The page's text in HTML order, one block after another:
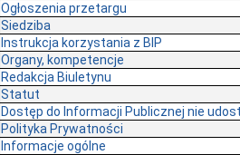
Ogłoszenia przetargu
Siedziba
Instrukcja korzystania z BIP
Organy, kompetencje
Redakcja Biuletynu
Statut
Dostęp do Informacji Publicznej nie
Polityka Prywatności
Informacje ogólne